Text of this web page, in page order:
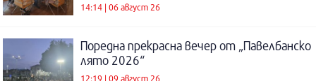
14:14 | 06 август 26
Поредна прекрасна вечер от „Павелбанско
лято 2026“
12:19 | 09 август 26